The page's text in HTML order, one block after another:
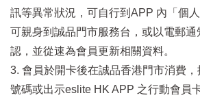
訊等異常狀況，可自行到APP 內「個
可親身到誠品門市服務台，或以電郵
認，並從速為會員更新相關資料。
3. 會員於開卡後在誠品香港門市消費
號碼或出示eslite HK APP 之行動會員